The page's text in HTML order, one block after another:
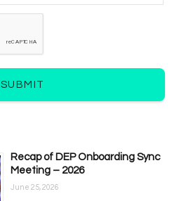
SUBMIT
Recap of DEP Onboarding Sync
Meeting – 2026
June 25, 2026